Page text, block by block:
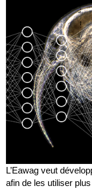
L’Eawag veut
afin de les utiliser